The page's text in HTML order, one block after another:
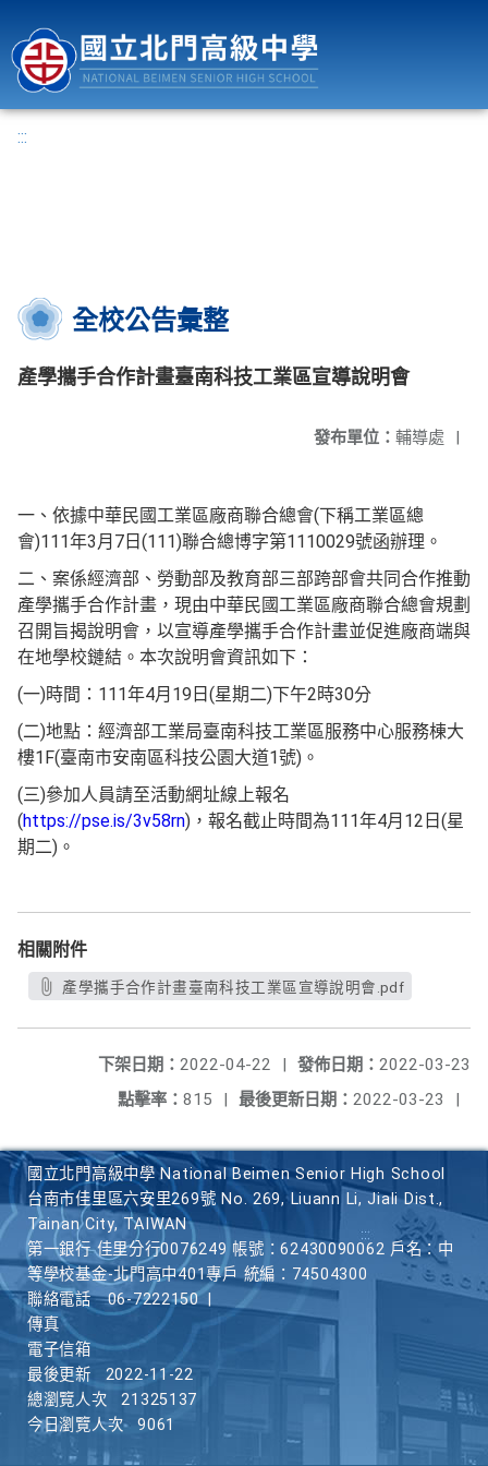
:::
全校公告彙整
產學攜手合作計畫臺南科技工業區宣導說明會
發布單位： 輔導處 |
一、依據中華民國工業區廠商聯合總會(下稱工業區總
會)111年3月7日(111)聯合總博字第1110029號函辦理。
二、案係經濟部、勞動部及教育部三部跨部會共同合作推動
產學攜手合作計畫，現由中華民國工業區廠商聯合總會規劃
召開旨揭說明會，以宣導產學攜手合作計畫並促進廠商端與
在地學校鏈結。本次說明會資訊如下：
(一)時間：111年4月19日(星期二)下午2時30分
(二)地點：經濟部工業局臺南科技工業區服務中心服務棟大
樓1F(臺南市安南區科技公園大道1號)。
(三)參加人員請至活動網址線上報名
(https://pse.is/3v58rn)，報名截止時間為111年4月12日(星
期二)。
相關附件
產學攜手合作計畫臺南科技工業區宣導說明會.pdf
發佈日期： 2022-03-23
下架日期： 2022-04-22
|
最後更新日期： 2022-03-23 |
點擊率： 815 |
國立北門高級中學 National Beimen Senior High School
台南市佳里區六安里269號 No. 269, Liuann Li, Jiali Dist.,
Tainan City, TAIWAN
第一銀行 佳里分行0076249 帳號：62430090062 戶名：中
等學校基金-北門高中401專戶 統編：74504300
聯絡電話
06-7222150
傳真
電子信箱
最後更新
2022-11-22
總瀏覽人次
21325137
今日瀏覽人次
9061